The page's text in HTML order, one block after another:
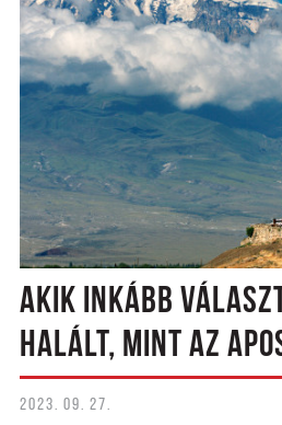
AKIK INKÁBB
HALÁLT, MINT AZ
2023. 09. 27.